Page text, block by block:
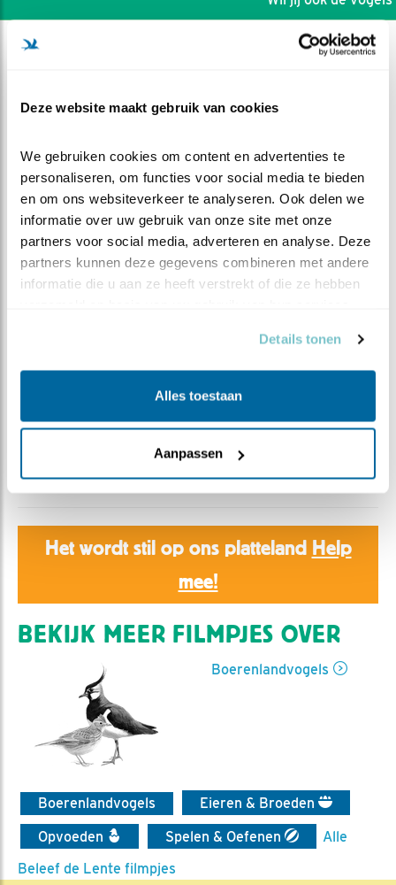
Deze website maakt gebruik van cookies
We gebruiken cookies om content en advertenties te
personaliseren, om functies voor social media te bieden
en om ons websiteverkeer te analyseren. Ook delen we
informatie over uw gebruik van onze site met onze
partners voor social media, adverteren en analyse. Deze
partners kunnen deze gegevens combineren met andere
informatie die u aan ze heeft verstrekt of die ze hebben
Details tonen
Alles toestaan
Aanpassen
De eerste ochtend
Romke Visser | Geplaatst op 5 juni 2026, 16:00 |
Vind ik leuk| Bewaar dit filmpje| 164x
Deze filmtip is ingestuurd door wuwing en anderen
Het wordt stil op ons platteland Help
mee!
BEKIJK MEER FILMPJES OVER
Boerenlandvogels
Boerenlandvogels
Eieren & Broeden
Opvoeden
Spelen & Oefenen
Alle
Beleef de Lente filmpjes